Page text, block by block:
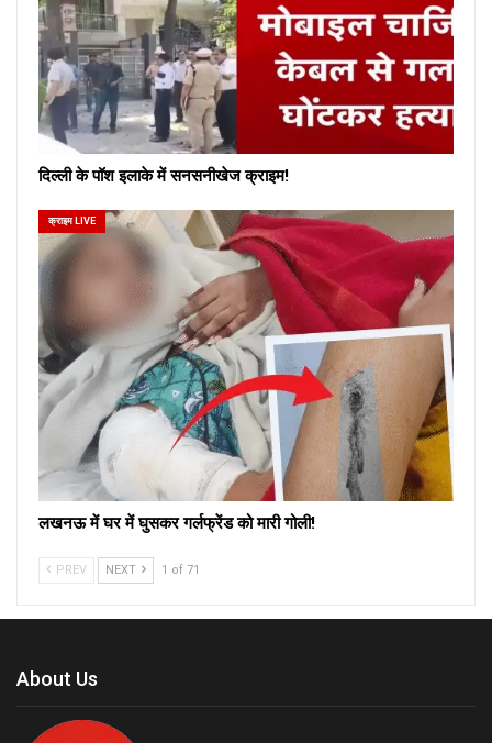
दिल्ली के पॉश इलाके में सनसनीखेज क्राइम!
क्राइम LIVE
लखनऊ में घर में घुसकर गर्लफ्रेंड को मारी गोली!
PREV NEXT 1 of 71
About Us